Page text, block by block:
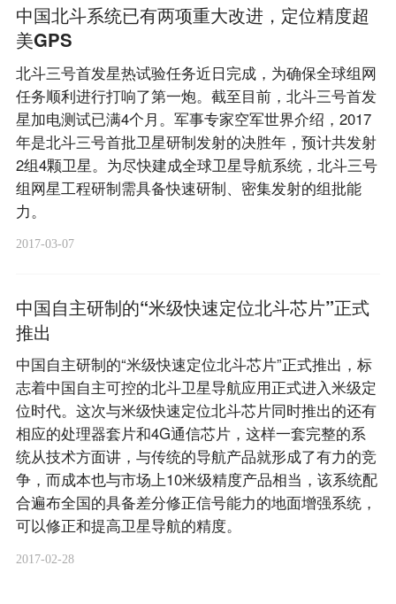
中国北斗系统已有两项重大改进，定位精度超
美GPS
北斗三号首发星热试验任务近日完成，为确保全球组网
任务顺利进行打响了第一炮。截至目前，北斗三号首发
星加电测试已满4个月。军事专家空军世界介绍，2017
年是北斗三号首批卫星研制发射的决胜年，预计共发射
2组4颗卫星。为尽快建成全球卫星导航系统，北斗三号
组网星工程研制需具备快速研制、密集发射的组批能
力。
2017-03-07
中国自主研制的“米级快速定位北斗芯片”正式
推出
中国自主研制的“米级快速定位北斗芯片”正式推出，标
志着中国自主可控的北斗卫星导航应用正式进入米级定
位时代。这次与米级快速定位北斗芯片同时推出的还有
相应的处理器套片和4G通信芯片，这样一套完整的系
统从技术方面讲，与传统的导航产品就形成了有力的竞
争，而成本也与市场上10米级精度产品相当，该系统配
合遍布全国的具备差分修正信号能力的地面增强系统，
可以修正和提高卫星导航的精度。
2017-02-28